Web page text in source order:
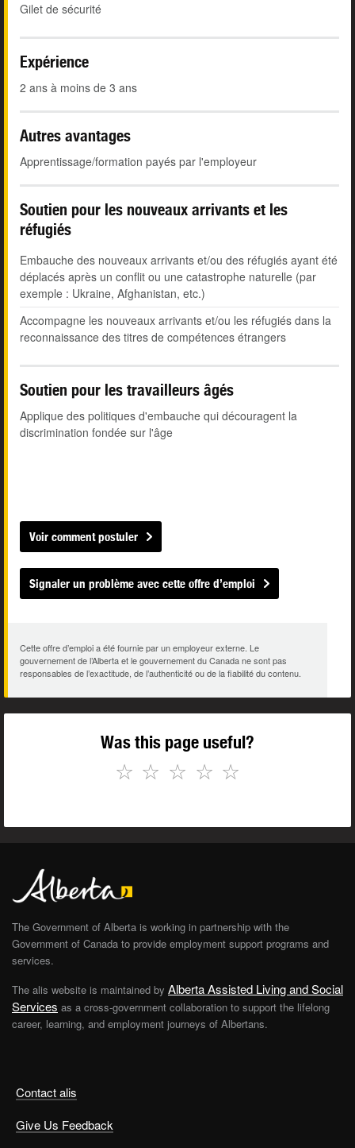
Gilet de sécurité
Expérience
2 ans à moins de 3 ans
Autres avantages
Apprentissage/formation payés par l'employeur
Soutien pour les nouveaux arrivants et les
réfugiés
Embauche des nouveaux arrivants et/ou des réfugiés ayant été
déplacés après un conflit ou une catastrophe naturelle (par
exemple : Ukraine, Afghanistan, etc.)
Accompagne les nouveaux arrivants et/ou les réfugiés dans la
reconnaissance des titres de compétences étrangers
Soutien pour les travailleurs âgés
Applique des politiques d'embauche qui découragent la
discrimination fondée sur l'âge
Voir comment postuler
Signaler un problème avec cette offre d’emploi
Cette offre d’emploi a été fournie par un employeur externe. Le
gouvernement de l’Alberta et le gouvernement du Canada ne sont pas
responsables de l’exactitude, de l’authenticité ou de la fiabilité du contenu.
Was this page useful?
☆
☆
☆
☆
☆
Contact alis
Give Us Feedback
The Government of Alberta is working in partnership with the
Government of Canada to provide employment support programs and
services.
The alis website is maintained by Alberta Assisted Living and Social
Services as a cross-government collaboration to support the lifelong
career, learning, and employment journeys of Albertans.